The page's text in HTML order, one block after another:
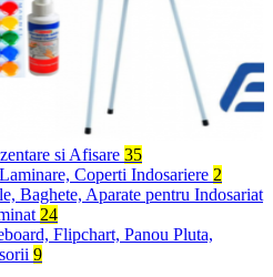
si Afisare 35
Coperti Indosariere 2
Baghete, Aparate pentru Indosariat
24
Flipchart, Panou Pluta,
9